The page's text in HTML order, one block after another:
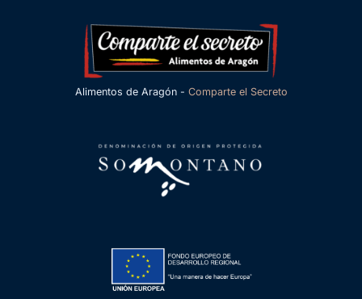
Alimentos de Aragón - Comparte el Secreto